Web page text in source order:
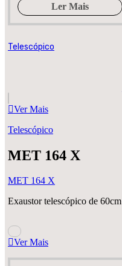
Ler Mais
Telescópico
Ver Mais
Telescópico
MET 164 X
MET 164 X
Exaustor telescópico de 60cm
Ver Mais